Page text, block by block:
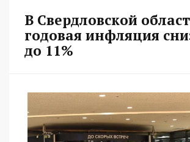
В Свердловской
годовая инфляция
до 11%